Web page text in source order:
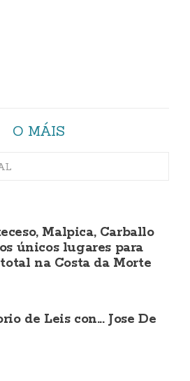
O MÁIS
Malpica, Carballo
únicos lugares para
na Costa da Morte
de Leis con... Jose De